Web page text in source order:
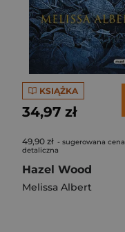
KSIĄŻKA
34,97 zł
49,90 zł - sugerowana cena
detaliczna
Hazel Wood
Melissa Albert